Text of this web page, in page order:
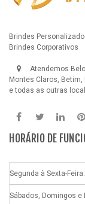
Brindes
Brindes Corporativos
Atendemos
Montes Claros, Betim,
e todas as outras
HORÁRIO DE
Segunda à Sexta-Feira:
Sábados, Domingos e